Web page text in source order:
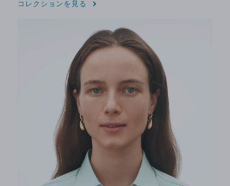
コレクションを見る